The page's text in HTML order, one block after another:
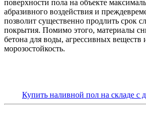
поверхности пола на объекте
абразивного воздействия и
позволит существенно продлить срок
покрытия. Помимо этого, материалы
бетона для воды, агрессивных
морозостойкость.
Купить наливной пол на складе с